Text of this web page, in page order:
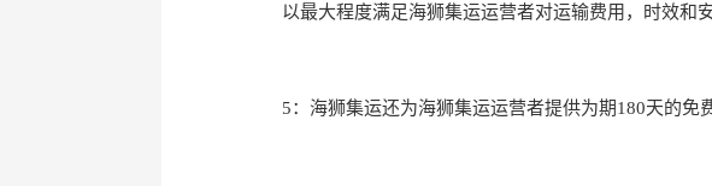
以最大程度满足海狮集运运营者对运输费用，时效和
5：海狮集运还为海狮集运运营者提供为期180天的免